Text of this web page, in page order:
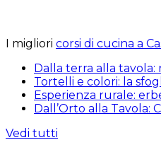
I migliori corsi di cucina a
Dalla terra alla tavola:
Tortelli e colori: la
Esperienza rurale:
Dall’Orto alla Tavola:
Vedi tutti